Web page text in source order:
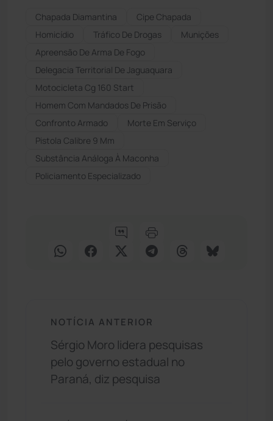
Chapada Diamantina
Cipe Chapada
Homicídio
Tráfico De Drogas
Munições
Apreensão De Arma De Fogo
Delegacia Territorial De Jaguaquara
Motocicleta Cg 160 Start
Homem Com Mandados De Prisão
Confronto Armado
Morte Em Serviço
Pistola Calibre 9 Mm
Substância Análoga À Maconha
Policiamento Especializado
NOTÍCIA ANTERIOR
Sérgio Moro lidera pesquisas
pelo governo estadual no
Paraná, diz pesquisa